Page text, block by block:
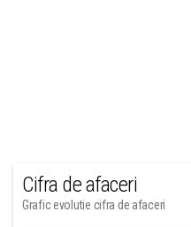
Cifra de afaceri
Grafic evolutie cifra de afaceri